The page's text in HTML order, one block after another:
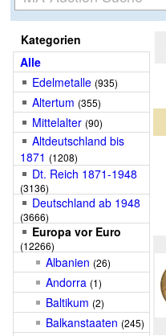
Kategorien
Alle
Edelmetalle (935)
Altertum (355)
Mittelalter (90)
Altdeutschland bis
1871 (1208)
Dt. Reich 1871-1948
(3136)
Deutschland ab 1948
(3666)
Europa vor Euro
(12266)
Albanien (26)
Andorra (1)
Baltikum (2)
Balkanstaaten (245)